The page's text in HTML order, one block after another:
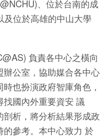
、位於台南的成
位於高雄的中山大學
負責各中心之橫向
公室，協助媒合各中心
也扮演政府智庫角色，
國內外重要資安 議
析，將分析結果形成政
參考。本中心致力 於